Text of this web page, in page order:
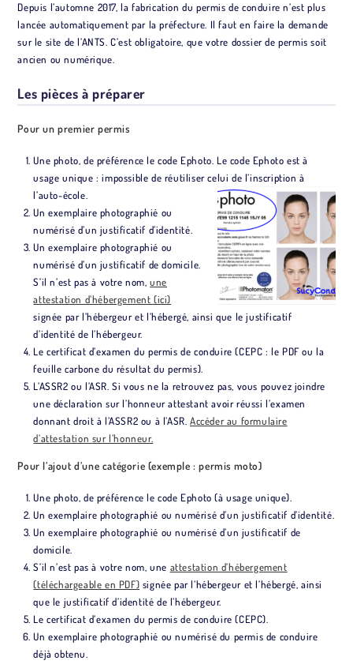
Depuis l’automne 2017, la fabrication du permis de conduire n’est plus
lancée automatiquement par la préfecture. Il faut en faire la demande
sur le site de l’ANTS. C’est obligatoire, que votre dossier de permis soit
ancien ou numérique.
Les pièces à préparer
Pour un premier permis
Une photo, de préférence le code Ephoto. Le code Ephoto est à
usage unique : impossible de réutiliser celui de l’inscription à
l’auto-école.
Un exemplaire photographié ou
numérisé d’un justificatif d’identité.
Un exemplaire photographié ou
numérisé d’un justificatif de domicile.
S’il n’est pas à votre nom,une
attestation d’hébergement (ici)
signée par l’hébergeur et l’hébergé, ainsi que le justificatif
d’identité de l’hébergeur.
Le certificat d’examen du permis de conduire (CEPC : le PDF ou la
feuille carbone du résultat du permis).
L’ASSR2 ou l’ASR. Si vous ne la retrouvez pas, vous pouvez joindre
une déclaration sur l’honneur attestant avoir réussi l’examen
donnant droit à l’ASSR2 ou à l’ASR.Accéder au formulaire
d’attestation sur l’honneur.
Pour l’ajout d’une catégorie (exemple : permis moto)
Une photo, de préférence le code Ephoto (à usage unique).
Un exemplaire photographié ou numérisé d’un justificatif d’identité.
Un exemplaire photographié ou numérisé d’un justificatif de
domicile.
S’il n’est pas à votre nom, une attestation d’hébergement
(téléchargeable en PDF) signée par l’hébergeur et l’hébergé, ainsi
que le justificatif d’identité de l’hébergeur.
Le certificat d’examen du permis de conduire (CEPC).
Un exemplaire photographié ou numérisé du permis de conduire
déjà obtenu.